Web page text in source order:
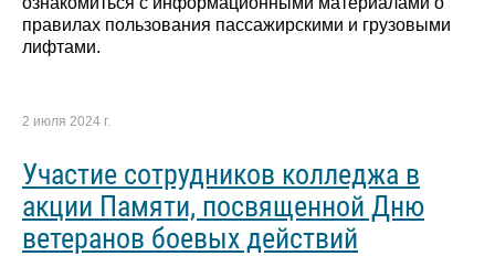
правилах пользования пассажирскими и грузовыми
лифтами.
2 июля 2024 г.
Участие сотрудников колледжа в
акции Памяти, посвященной Дню
ветеранов боевых действий